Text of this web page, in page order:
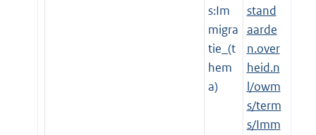
s:Im
migra
tie_(t
hem
a)
stand
aarde
n.over
heid.n
l/owm
s/term
s/Imm